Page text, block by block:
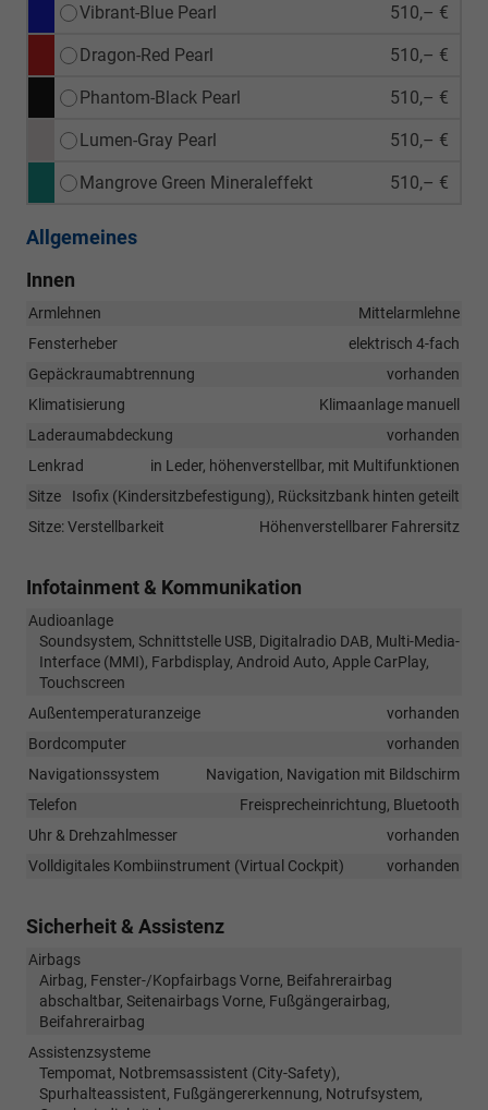
Vibrant-Blue Pearl 510,– €
Dragon-Red Pearl 510,– €
Phantom-Black Pearl 510,– €
Lumen-Gray Pearl 510,– €
Mangrove Green Mineraleffekt 510,– €
Allgemeines
Innen
Armlehnen
Mittelarmlehne
Fensterheber
elektrisch 4-fach
Gepäckraumabtrennung
vorhanden
Klimatisierung
Klimaanlage manuell
Laderaumabdeckung
vorhanden
Lenkrad
in Leder, höhenverstellbar, mit Multifunktionen
Sitze
Isofix (Kindersitzbefestigung), Rücksitzbank hinten geteilt
Sitze: Verstellbarkeit
Höhenverstellbarer Fahrersitz
Infotainment & Kommunikation
Audioanlage
Soundsystem, Schnittstelle USB, Digitalradio DAB, Multi-Media-
Interface (MMI), Farbdisplay, Android Auto, Apple CarPlay,
Touchscreen
Außentemperaturanzeige
vorhanden
Bordcomputer
vorhanden
Navigationssystem
Navigation, Navigation mit Bildschirm
Telefon
Freisprecheinrichtung, Bluetooth
Uhr & Drehzahlmesser
vorhanden
Volldigitales Kombiinstrument (Virtual Cockpit)
vorhanden
Sicherheit & Assistenz
Airbags
Airbag, Fenster-/Kopfairbags Vorne, Beifahrerairbag
abschaltbar, Seitenairbags Vorne, Fußgängerairbag,
Beifahrerairbag
Assistenzsysteme
Tempomat, Notbremsassistent (City-Safety),
Spurhalteassistent, Fußgängererkennung, Notrufsystem,